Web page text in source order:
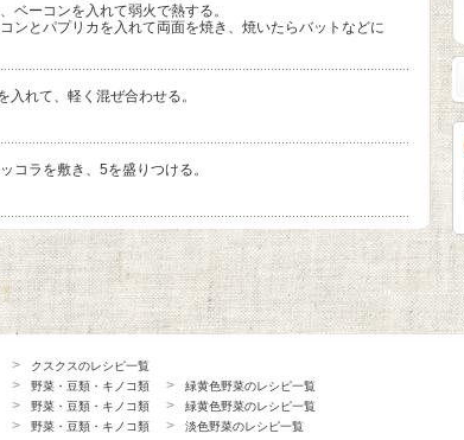
ベーコンを入れて弱火で熱する。
ンとパプリカを入れて両面を焼き、焼いたらバットなどに
れて、軽く混ぜ合わせる。
コラを敷き、5を盛りつける。
クスクスのレシピ一覧
野菜・豆類・キノコ類
緑黄色野菜のレシピ一覧
野菜・豆類・キノコ類
緑黄色野菜のレシピ一覧
野菜・豆類・キノコ類 淡色野菜のレシピ一覧